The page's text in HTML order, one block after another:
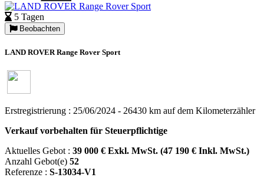
5 Tagen
Beobachten
LAND ROVER Range Rover Sport
Erstregistrierung : 25/06/2024 - 26430 km auf dem Kilometerzähler
Verkauf vorbehalten für Steuerpflichtige
Aktuelles Gebot : 39 000 € Exkl. MwSt. (47 190 € Inkl. MwSt.)
Anzahl Gebot(e) 52
Referenze : S-13034-V1